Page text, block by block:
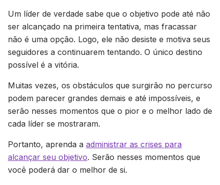
Um líder de verdade sabe que o objetivo pode até não
ser alcançado na primeira tentativa, mas fracassar
não é uma opção. Logo, ele não desiste e motiva seus
seguidores a continuarem tentando. O único destino
possível é a vitória.
Muitas vezes, os obstáculos que surgirão no percurso
podem parecer grandes demais e até impossíveis, e
serão nesses momentos que o pior e o melhor lado de
cada líder se mostraram.
Portanto, aprenda a administrar as crises para
alcançar seu objetivo. Serão nesses momentos que
você poderá dar o melhor de si.